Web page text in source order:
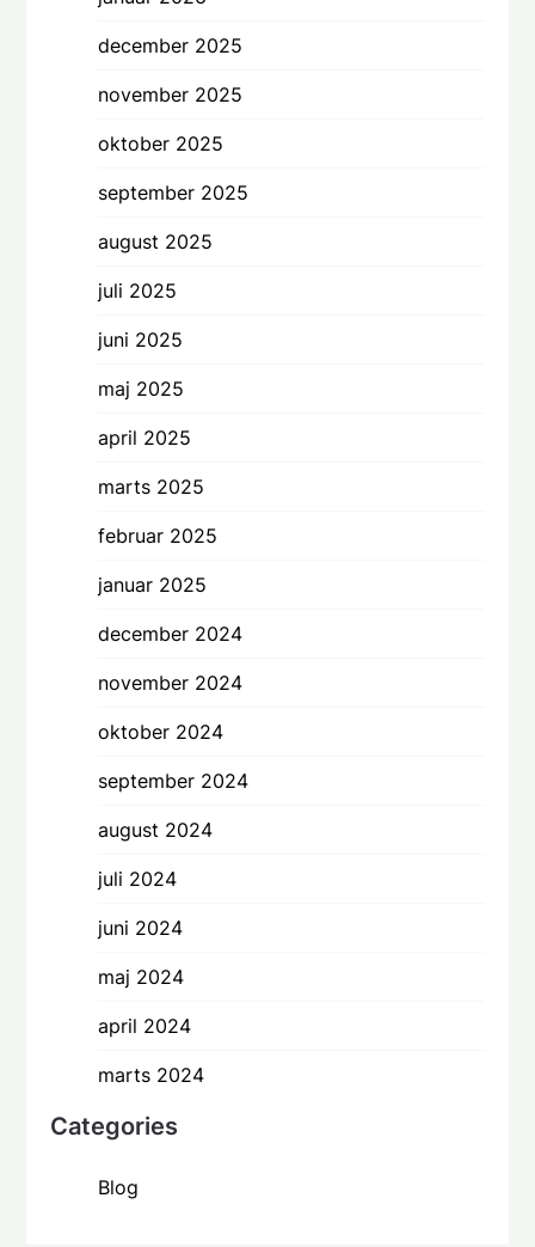
december 2025
november 2025
oktober 2025
september 2025
august 2025
juli 2025
juni 2025
maj 2025
april 2025
marts 2025
februar 2025
januar 2025
december 2024
november 2024
oktober 2024
september 2024
august 2024
juli 2024
juni 2024
maj 2024
april 2024
marts 2024
Categories
Blog